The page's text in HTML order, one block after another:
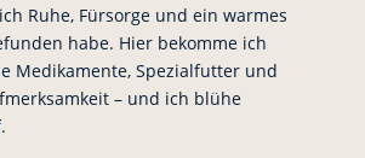
Ruhe, Fürsorge und ein warmes
habe. Hier bekomme ich
Medikamente, Spezialfutter und
– und ich blühe